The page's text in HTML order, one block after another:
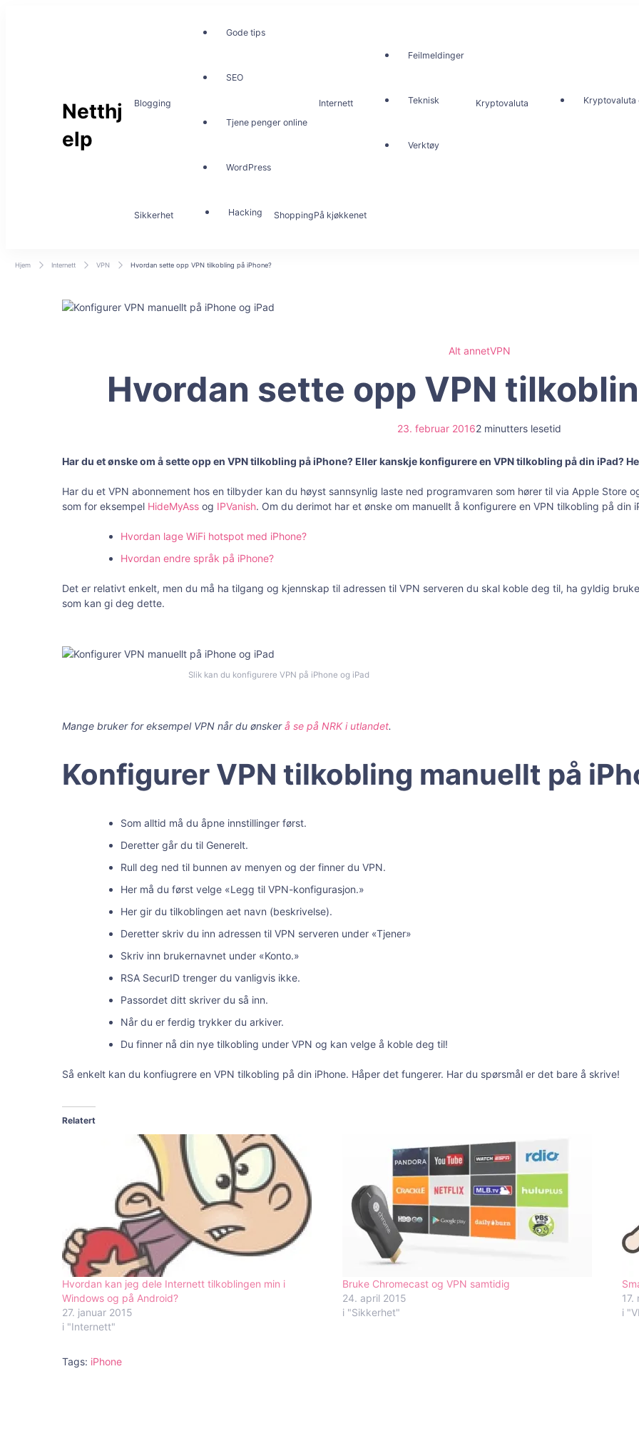
Netthj
elp
Blogging
Gode tips
SEO
Tjene penger online
WordPress
Internett
Feilmeldinger
Teknisk
Verktøy
Kryptovaluta Kryptovaluta
Sikkerhet Hacking ShoppingPå kjøkkenet
Hjem Internett VPN Hvordan sette opp VPN tilkobling på iPhone?
Alt annetVPN
Hvordan sette opp VPN
23. februar 20162 minutters lesetid
Har du et ønske om å sette opp en VPN tilkobling på iPhone? Eller kanskje konfigurere en VPN tilkobling på din iPad?
Har du et VPN abonnement hos en tilbyder kan du høyst sannsynlig laste ned programvaren som hører til via Apple Store
som for eksempel HideMyAss og IPVanish. Om du derimot har et ønske om manuellt å konfigurere en VPN tilkobling på din
Hvordan lage WiFi hotspot med iPhone?
Hvordan endre språk på iPhone?
Det er relativt enkelt, men du må ha tilgang og kjennskap til adressen til VPN serveren du skal koble deg til, ha gyldig
som kan gi deg dette.
Slik kan du konfigurere VPN på iPhone og iPad
Mange bruker for eksempel VPN når du ønskerå se på NRK i utlandet.
Konfigurer VPN tilkobling manuellt på
Som alltid må du åpne innstillinger først.
Deretter går du til Generelt.
Rull deg ned til bunnen av menyen og der finner du VPN.
Her må du først velge «Legg til VPN-konfigurasjon.»
Her gir du tilkoblingen aet navn (beskrivelse).
Deretter skriv du inn adressen til VPN serveren under «Tjener»
Skriv inn brukernavnet under «Konto.»
RSA SecurID trenger du vanligvis ikke.
Passordet ditt skriver du så inn.
Når du er ferdig trykker du arkiver.
Du finner nå din nye tilkobling under VPN og kan velge å koble deg til!
Så enkelt kan du konfiugrere en VPN tilkobling på din iPhone. Håper det fungerer. Har du spørsmål er det bare å skrive!
Relatert
Hvordan kan jeg dele Internett tilkoblingen min i
Windows og på Android?
27. januar 2015
i "Internett"
Bruke Chromecast og VPN samtidig
24. april 2015
i "Sikkerhet"
17.
i
Tags: iPhone